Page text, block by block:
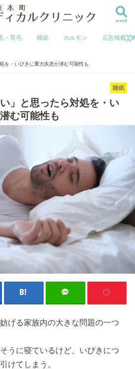
search
・育毛 睡眠 ホルモン 広告掲載ご
を・いびきに重大疾患が潜む可能性も
睡眠
」と思ったら対処を・い
む可能性も
げる家族内の大きな問題の一つ
うに寝ているけど、いびきにつ
けてしまう。